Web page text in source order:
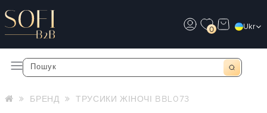
0 Ukr
БРЕНД ТРУСИКИ ЖІНОЧІ BBL073